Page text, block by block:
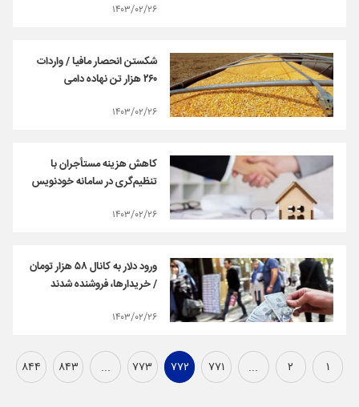
۱۴۰۳/۰۲/۲۶
شکستن انحصار مافیا / واردات
۲۶۰ هزار تن نهاده دامی
۱۴۰۳/۰۲/۲۶
کاهش هزینه مستأجران با
تنظیم‌گری در سامانه خودنویس
۱۴۰۳/۰۲/۲۶
ورود دلار به کانال ۵۸ هزار تومان
/ خریدارها، فروشنده شدند
۱۴۰۳/۰۲/۲۶
۱ ۲ ... ۷۷۱ ۷۷۲ ۷۷۳ ... ۸۴۳ ۸۴۴